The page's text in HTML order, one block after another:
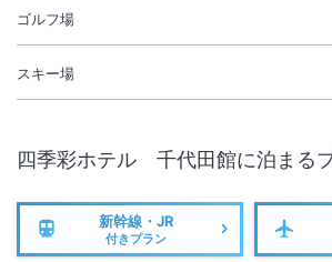
ゴルフ場
スキー場
四季彩ホテル 千代田館に泊まる
新幹線・JR
付きプラン